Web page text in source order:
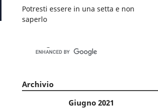
Potresti essere in una setta e non
saperlo
Archivio
Giugno 2021